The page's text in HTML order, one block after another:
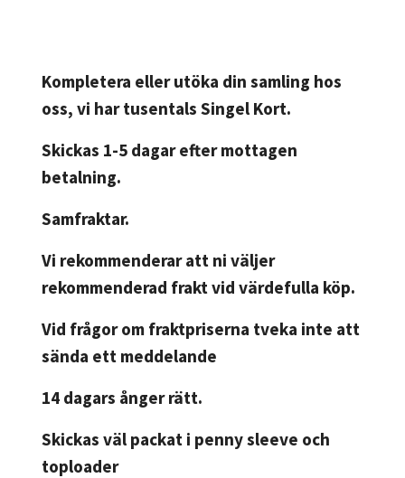
Kompletera eller utöka din samling hos
oss, vi har tusentals Singel Kort.
Skickas 1-5 dagar efter mottagen
betalning.
Samfraktar.
Vi rekommenderar att ni väljer
rekommenderad frakt vid värdefulla köp.
Vid frågor om fraktpriserna tveka inte att
sända ett meddelande
14 dagars ånger rätt.
Skickas väl packat i penny sleeve och
toploader